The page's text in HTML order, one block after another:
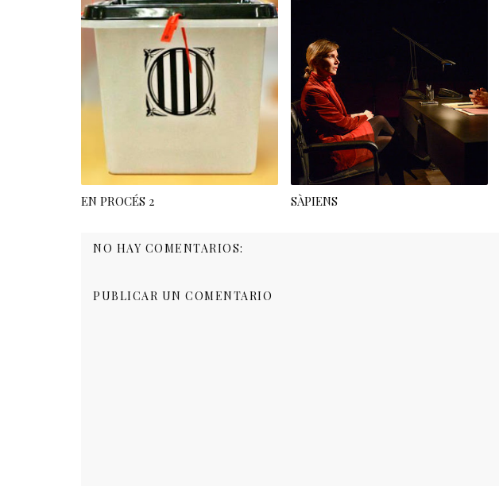
EN PROCÉS 2 SÀPIENS
NO HAY COMENTARIOS:
PUBLICAR UN COMENTARIO